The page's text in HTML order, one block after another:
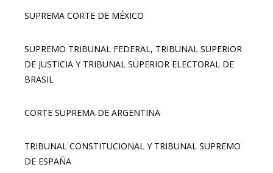
SUPREMA CORTE DE MÉXICO
SUPREMO TRIBUNAL FEDERAL, TRIBUNAL SUPERIOR
DE JUSTICIA Y TRIBUNAL SUPERIOR ELECTORAL DE
BRASIL
CORTE SUPREMA DE ARGENTINA
TRIBUNAL CONSTITUCIONAL Y TRIBUNAL SUPREMO
DE ESPAÑA